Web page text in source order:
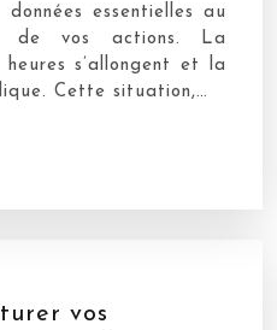
essentielles au
de vos actions. La
s’allongent et la
Cette situation,…
vos